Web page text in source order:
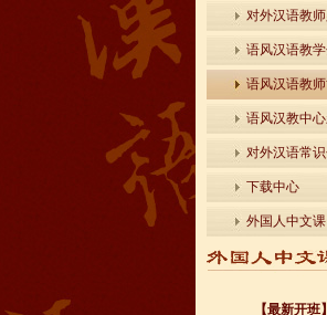
对外汉语教
语风汉语教
语风汉语教
语风汉教中
对外汉语常
下载中心
外国人中文课
【最新开班】